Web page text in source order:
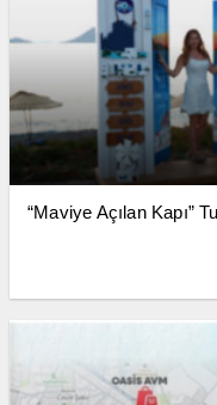
“Maviye Açılan Kapı”